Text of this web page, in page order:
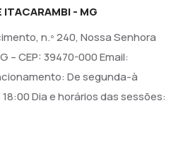
ITACARAMBI - MG
n.º 240, Nossa Senhora
– CEP: 39470-000 Email:
De segunda-à
Dia e horários das sessões: